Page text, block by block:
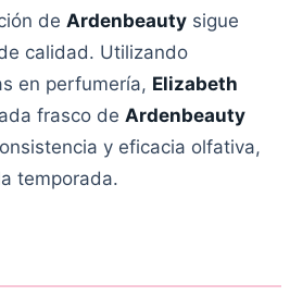
de Ardenbeauty sigue
calidad. Utilizando
en perfumería, Elizabeth
frasco de Ardenbeauty
y eficacia olfativa,
temporada.